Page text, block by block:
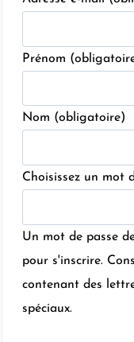
Prénom
Nom (obligatoire)
Choisissez un mot
Un mot de passe
pour s'inscrire.
contenant des
spéciaux.